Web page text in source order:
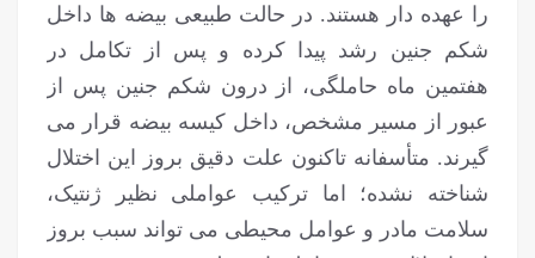
را عهده دار هستند. در حالت طبیعی بیضه ها داخل
شکم جنین رشد پیدا کرده و پس از تکامل در
هفتمین ماه حاملگی، از درون شکم جنین پس از
عبور از مسیر مشخص، داخل کیسه بیضه قرار می
گیرند. متأسفانه تاکنون علت دقیق بروز این اختلال
شناخته نشده؛ اما ترکیب عواملی نظیر ژنتیک،
سلامت مادر و عوامل محیطی می تواند سبب بروز